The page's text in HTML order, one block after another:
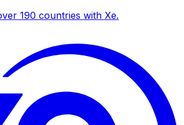
190 countries with Xe.